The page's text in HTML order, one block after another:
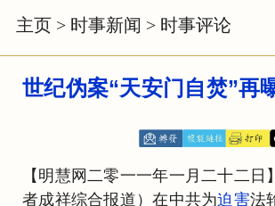
主页 > 时事新闻 > 时事评论
世纪伪案“天安门自焚”再
【明慧网二零一一年一月二十二日
者成祥综合报道）在中共为迫害法